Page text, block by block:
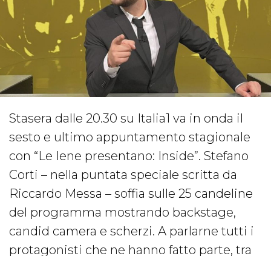
Stasera dalle 20.30 su Italia1 va in onda il
sesto e ultimo appuntamento stagionale
con “Le Iene presentano: Inside”. Stefano
Corti – nella puntata speciale scritta da
Riccardo Messa – soffia sulle 25 candeline
del programma mostrando backstage,
candid camera e scherzi. A parlarne tutti i
protagonisti che ne hanno fatto parte, tra